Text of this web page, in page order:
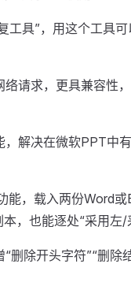
工具”，用这个工具
络请求，更具兼容性
，解决在微软PPT中
能，载入两份Word
，也能逐处“采用左
删除开头字符”“删